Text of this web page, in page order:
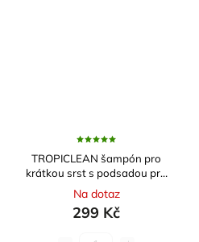
TROPICLEAN šampón pro
krátkou srst s podsadou pro
psy 473ml
Na dotaz
299 Kč